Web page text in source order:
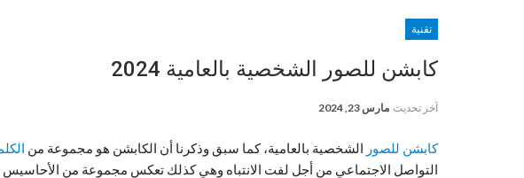
تقنية
كابشن للصور الشخصية بالعامية 2024
آخر تحديث مارس 23, 2024
كابشن للصور الشخصية بالعامية، كما سبق وذكرنا أن الكابشن هو مجموعة من
التواصل الاجتماعي من أجل لفت الانتباه وهي كذلك تعكس مجموعة من